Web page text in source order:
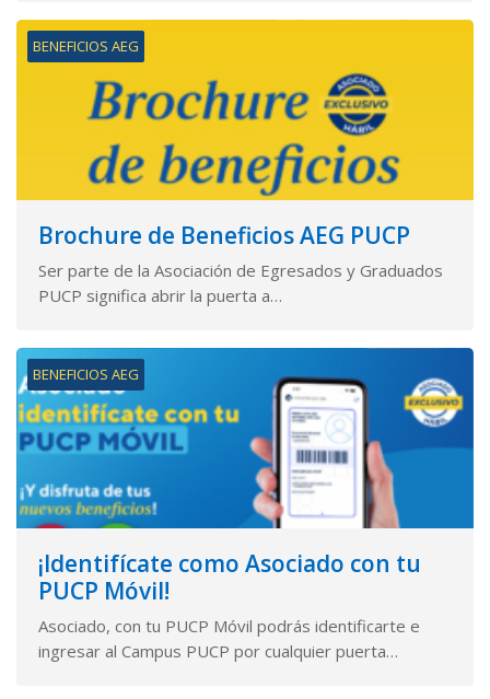
BENEFICIOS AEG
Brochure de Beneficios AEG PUCP
Ser parte de la Asociación de Egresados y Graduados
PUCP significa abrir la puerta a…
BENEFICIOS AEG
¡Identifícate como Asociado con tu
PUCP Móvil!
Asociado, con tu PUCP Móvil podrás identificarte e
ingresar al Campus PUCP por cualquier puerta…